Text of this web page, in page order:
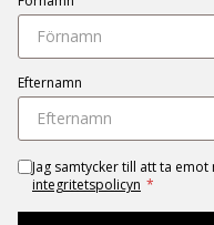
Efternamn
Jag samtycker till att ta
integritetspolicyn *